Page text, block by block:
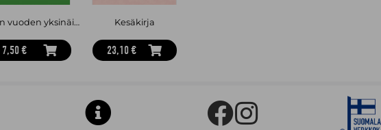
Sadan vuoden yksinäisyys
7,50 €
Kesäkirja
23,10 €